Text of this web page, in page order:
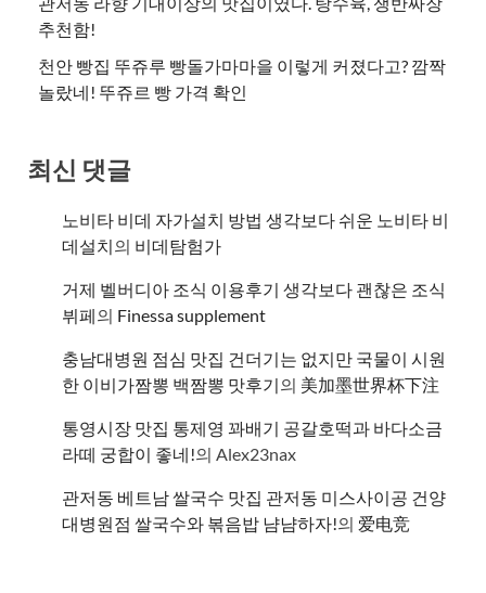
추천함!
천안 빵집 뚜쥬루 빵돌가마마을 이렇게 커졌다고? 깜짝
놀랐네! 뚜쥬르 빵 가격 확인
최신 댓글
노비타 비데 자가설치 방법 생각보다 쉬운 노비타 비
데설치의 비데탐험가
거제 벨버디아 조식 이용후기 생각보다 괜찮은 조식
뷔페의 ​Finessa supplement
충남대병원 점심 맛집 건더기는 없지만 국물이 시원
한 이비가짬뽕 백짬뽕 맛후기의 美加墨世界杯下注
통영시장 맛집 통제영 꽈배기 공갈호떡과 바다소금
라떼 궁합이 좋네!의 Alex23nax
관저동 베트남 쌀국수 맛집 관저동 미스사이공 건양
대병원점 쌀국수와 볶음밥 냠냠하자!의 爱电竞